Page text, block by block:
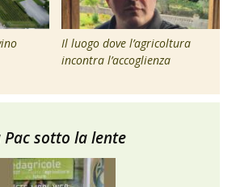
Il luogo dove l’agricoltura
incontra l’accoglienza
Pac sotto la lente